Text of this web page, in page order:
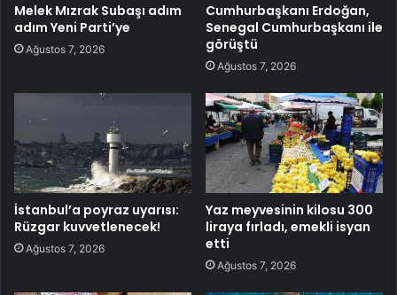
Melek Mızrak Subaşı adım
adım Yeni Parti’ye
Ağustos 7, 2026
Cumhurbaşkanı Erdoğan,
Senegal Cumhurbaşkanı ile
görüştü
Ağustos 7, 2026
İstanbul’a poyraz uyarısı:
Rüzgar kuvvetlenecek!
Ağustos 7, 2026
Yaz meyvesinin kilosu 300
liraya fırladı, emekli isyan
etti
Ağustos 7, 2026